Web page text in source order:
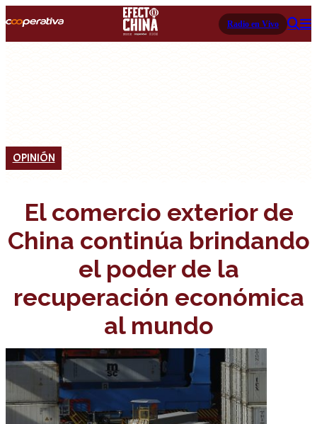
Radio en Vivo
OPINIÓN
El comercio exterior de
China continúa brindando
el poder de la
recuperación económica
al mundo